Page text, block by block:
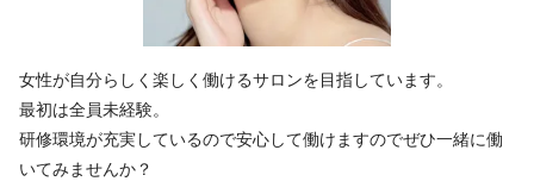
女性が自分らしく楽しく働けるサロンを目指しています。
最初は全員未経験。
研修環境が充実しているので安心して働けますのでぜひ一緒に働
いてみませんか？